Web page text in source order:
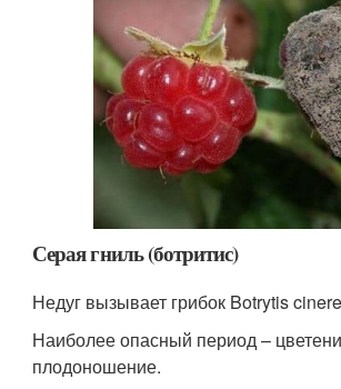
Серая гниль (ботритис)
Недуг вызывает грибок Botrytis
Наиболее опасный период –
плодоношение.